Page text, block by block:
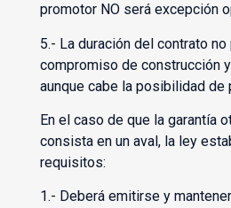
promotor NO será excepción
5.- La duración del contrato
compromiso de construcción
aunque cabe la posibilidad de
En el caso de que la garantía
consista en un aval, la ley
requisitos:
1.- Deberá emitirse y